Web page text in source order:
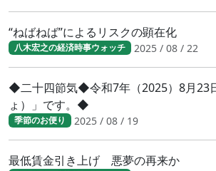
“ねばねば”によるリスクの顕在化
八木宏之の経済時事ウォッチ 2025 / 08 / 22
◆二十四節気◆令和7年（2025）8月23
ょ）」です。◆
季節のお便り 2025 / 08 / 19
最低賃金引き上げ 悪夢の再来か